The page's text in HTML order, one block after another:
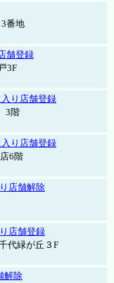
番地
舗登録
3F
り店舗登録
3階
り店舗登録
6階
店舗解除
店舗登録
代緑が丘３F
解除